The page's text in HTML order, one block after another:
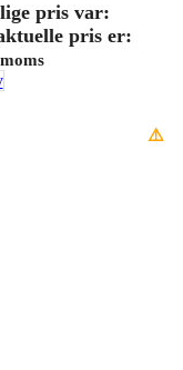
pris var:
pris er:
⚠️